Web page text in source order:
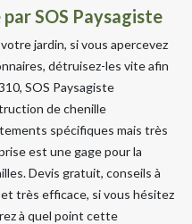
SOS Paysagiste
jardin, si vous apercevez
détruisez-les vite afin
SOS Paysagiste
de chenille
spécifiques mais très
est une gage pour la
Devis gratuit, conseils à
très efficace, si vous hésitez
à quel point cette